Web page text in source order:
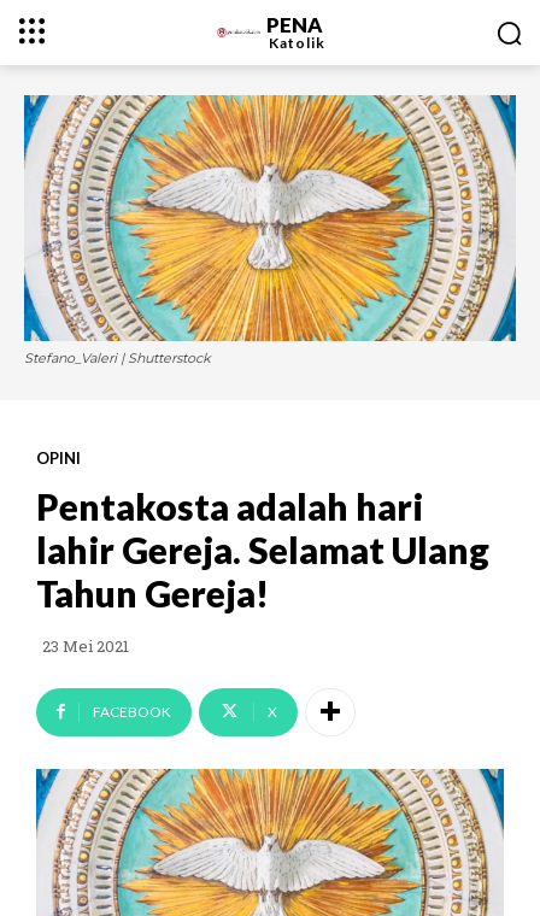
PENA
Katolik
Stefano_Valeri | Shutterstock
OPINI
Pentakosta adalah hari
lahir Gereja. Selamat Ulang
Tahun Gereja!
23 Mei 2021
FACEBOOK X